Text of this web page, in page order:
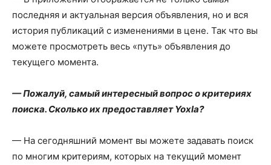
последняя и актуальная версия объявления, но и вся
история публикаций с изменениями в цене. Так что вы
можете просмотреть весь «путь» объявления до
текущего момента.
— Пожалуй, самый интересный вопрос о критериях
поиска. Сколько их предоставляет Yoxla?
— На сегодняшний момент вы можете задавать поиск
по многим критериям, которых на текущий момент